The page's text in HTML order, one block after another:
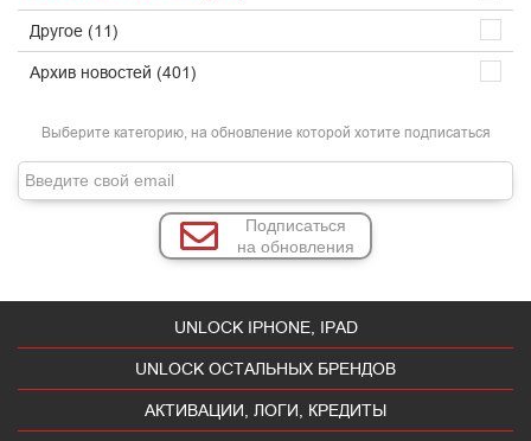
Другое (11)
Архив новостей (401)
Выберите категорию, на обновление которой хотите подписаться
Подписаться
на обновления
UNLOCK IPHONE, IPAD
UNLOCK ОСТАЛЬНЫХ БРЕНДОВ
АКТИВАЦИИ, ЛОГИ, КРЕДИТЫ